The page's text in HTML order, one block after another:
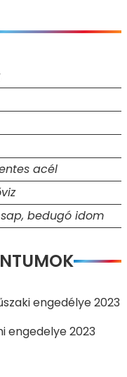
acél
bedugó idom
engedélye 2023
engedelye 2023